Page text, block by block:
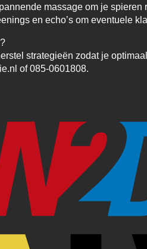
massage om je spieren
en echo’s om eventuele
strategieën zodat je
of 085-0601808.